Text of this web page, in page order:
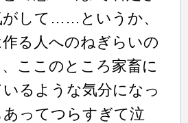
して……というか、
る人へのねぎらいの
ここのところ家畜に
るような気分になっ
ってつらすぎて泣